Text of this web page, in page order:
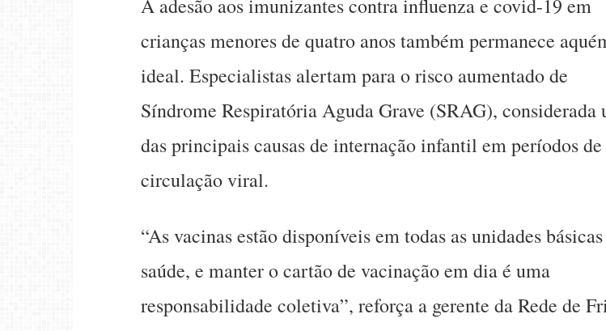
A adesão aos imunizantes contra influenza e covid-19 em
crianças menores de quatro anos também permanece
ideal. Especialistas alertam para o risco aumentado de
Síndrome Respiratória Aguda Grave (SRAG), considerada
das principais causas de internação infantil em períodos
circulação viral.
“As vacinas estão disponíveis em todas as unidades
saúde, e manter o cartão de vacinação em dia é uma
responsabilidade coletiva”, reforça a gerente da Rede de